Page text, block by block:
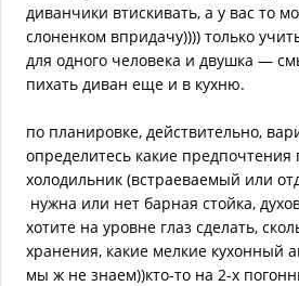
диванчики втискивать, а у вас то
слоненком впридачу)))) только
для одного человека и двушка —
пихать диван еще и в кухню.
по планировке, действительно,
определитесь какие предпочтения
холодильник (встраеваемый или
нужна или нет барная стойка,
хотите на уровне глаз сделать,
хранения, какие мелкие кухонный
мы ж не знаем))кто-то на 2-х